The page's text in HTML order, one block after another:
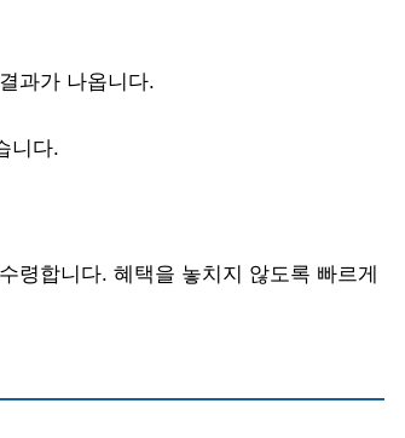
과가 나옵니다.
니다.
령합니다. 혜택을 놓치지 않도록 빠르게